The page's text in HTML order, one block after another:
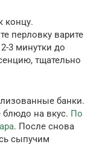
концу.
перловку варите
3 минутки до
тщательно
банки.
блюдо на вкус. По
. После снова
сыпучим